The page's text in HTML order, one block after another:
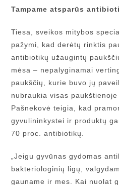
Tampame atsparūs
Tiesa, sveikos mitybos
pažymi, kad derėtų rinktis
antibiotikų užaugintų
mėsa – nepalyginamai
paukščių, kurie buvo jų
nubraukia visas paukštienoje
Pašnekovė teigia, kad
gyvulininkystei ir produktų
70 proc. antibiotikų.
„Jeigu gyvūnas gydomas
bakteriologinių ligų,
gauname ir mes. Kai nuolat